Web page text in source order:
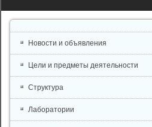
Новости и объявления
Цели и предметы деятельности
Структура
Лаборатории